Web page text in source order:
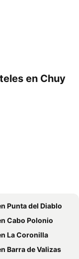
en Chuy
Punta del Diablo
Cabo Polonio
La Coronilla
Barra de Valizas